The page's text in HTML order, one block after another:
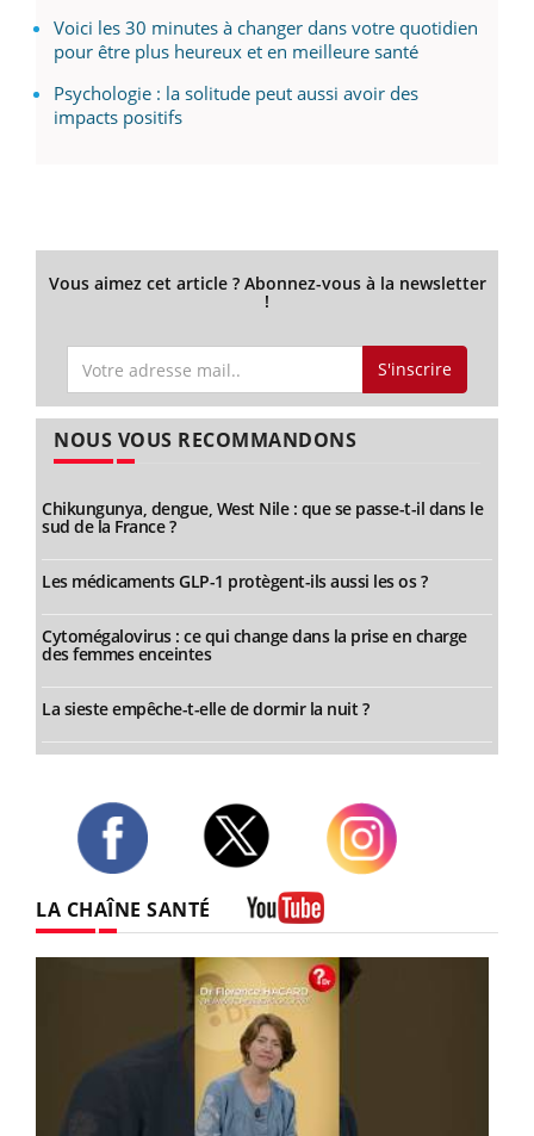
Voici les 30 minutes à changer dans votre quotidien
pour être plus heureux et en meilleure santé
Psychologie : la solitude peut aussi avoir des
impacts positifs
Vous aimez cet article ? Abonnez-vous à la newsletter
!
S'inscrire
NOUS VOUS RECOMMANDONS
Chikungunya, dengue, West Nile : que se passe-t-il dans le
sud de la France ?
Les médicaments GLP-1 protègent-ils aussi les os ?
Cytomégalovirus : ce qui change dans la prise en charge
des femmes enceintes
La sieste empêche-t-elle de dormir la nuit ?
LA CHAÎNE SANTÉ